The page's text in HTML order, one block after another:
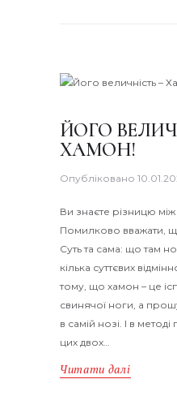
ЙОГО
ХАМОН!
Опубліковано
Ви знаєте різницю
Помилково вважати,
Суть та сама: що там
кілька суттєвих
тому, що хамон – це
свинячої ноги, а
в самій нозі. І в
цих двох…
Читати далі